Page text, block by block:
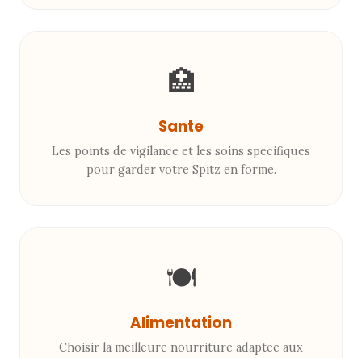
🏥
Sante
Les points de vigilance et les soins specifiques
pour garder votre Spitz en forme.
🍽
Alimentation
Choisir la meilleure nourriture adaptee aux